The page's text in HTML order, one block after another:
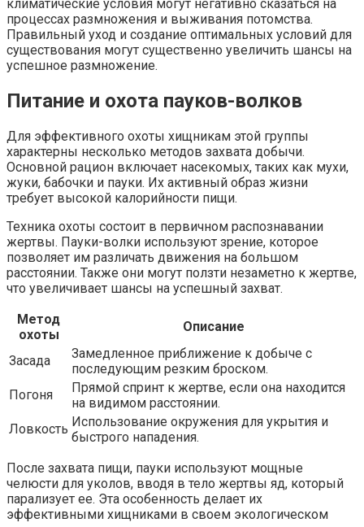
климатические условия могут негативно сказаться на
процессах размножения и выживания потомства.
Правильный уход и создание оптимальных условий для
существования могут существенно увеличить шансы на
успешное размножение.
Питание и охота пауков-волков
Для эффективного охоты хищникам этой группы
характерны несколько методов захвата добычи.
Основной рацион включает насекомых, таких как мухи,
жуки, бабочки и пауки. Их активный образ жизни
требует высокой калорийности пищи.
Техника охоты состоит в первичном распознавании
жертвы. Пауки-волки используют зрение, которое
позволяет им различать движения на большом
расстоянии. Также они могут ползти незаметно к жертве,
что увеличивает шансы на успешный захват.
Метод
охоты
Описание
Засада
Замедленное приближение к добыче с
последующим резким броском.
Погоня
Прямой спринт к жертве, если она находится
на видимом расстоянии.
Ловкость Использование окружения для укрытия и
быстрого нападения.
После захвата пищи, пауки используют мощные
челюсти для уколов, вводя в тело жертвы яд, который
парализует ее. Эта особенность делает их
эффективными хищниками в своем экологическом